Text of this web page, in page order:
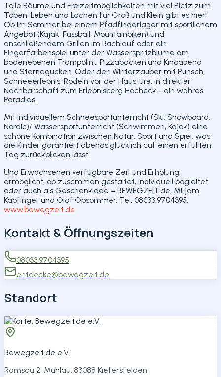
Tolle Räume und Freizeitmöglichkeiten mit viel Platz zum
Toben, Leben und Lachen für Groß und Klein gibt es hier!
Ob im Sommer bei einem Pfadfinderlager mit sportlichem
Angebot (Kajak, Fussball, Mountainbiken) und
anschließendem Grillen im Bachlauf oder ein
Fingerfarbenspiel unter der Wasserspritzblume am
bodenebenen Trampolin... Pizzabacken und Kinoabend
und Sternegucken. Oder den Winterzauber mit Punsch,
Schneeerlebnis, Rodeln vor der Haustüre, in direkter
Nachbarschaft zum Erlebnisberg Hocheck - ein wahres
Paradies.
Mit individuellem Schneesportunterricht (Ski, Snowboard,
Nordic)/ Wassersportunterricht (Schwimmen, Kajak) eine
schöne Kombination zwischen Natur, Sport und Spiel, was
die Kinder garantiert abends glücklich auf einen erfüllten
Tag zurückblicken lässt.
Und Erwachsenen verfügbare Zeit und Erholung
ermöglicht, ob zusammen gestaltet, individuell begleitet
oder auch als Geschenkidee = BEWEGZEIT.de, Mirjam
Kapfinger und Olaf Obsommer, Tel. 08033.9704395,
www.bewegzeit.de
Kontakt & Öffnungszeiten
08033.9704395
entdecke@bewegzeit.de
Standort
Bewegzeit.de e.V.
Ramsau 2, Mühlau, 83088 Kiefersfelden